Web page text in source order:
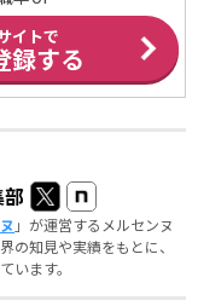
イトで
録する
」が運営するメルセンヌ
の知見や実績をもとに、
います。